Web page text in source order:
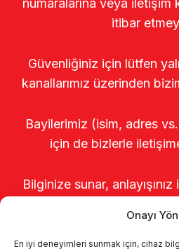
Onayı
En iyi deneyimleri sunmak için, cihaz
numaralarına veya iletişim
itibar
Güvenliğiniz için lütfen
kanallarımız üzerinden
Bayilerimiz (isim, adres
için de bizlerle
Bilginize sunar,